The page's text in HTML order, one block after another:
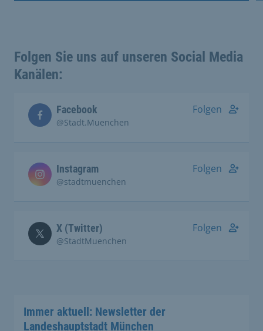
Folgen Sie uns auf unseren Social Media
Kanälen:
Facebook
@Stadt.Muenchen
Folgen
Instagram
@stadtmuenchen
Folgen
X (Twitter)
@StadtMuenchen
Folgen
Immer aktuell: Newsletter der
Landeshauptstadt München